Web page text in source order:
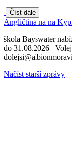
Číst dále
Angličtina na na
škola Bayswater
do 31.08.2026
Načíst starší zprávy